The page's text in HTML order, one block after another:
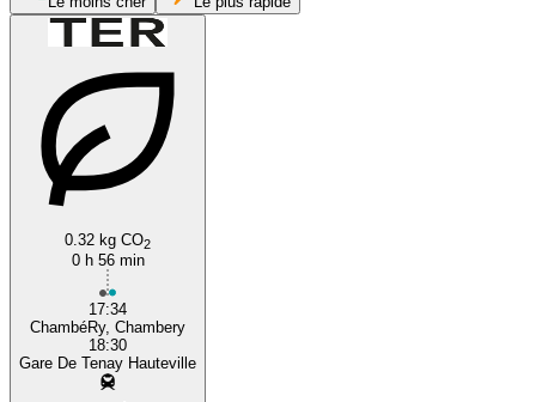
0.32 kg CO2
0 h 56 min
17:34
ChambéRy, Chambery
18:30
Gare De Tenay Hauteville